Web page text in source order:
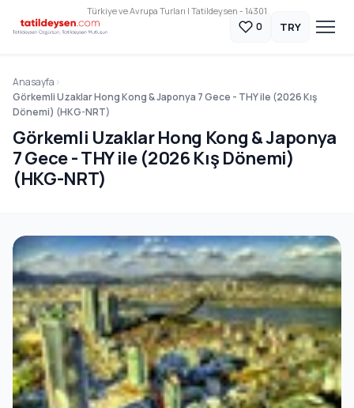
Türkiye ve Avrupa Turları | Tatildeysen - 14301
0 TRY
Anasayfa
Görkemli Uzaklar Hong Kong & Japonya 7 Gece - THY ile (2026 Kış
Dönemi) (HKG-NRT)
Görkemli Uzaklar Hong Kong & Japonya
7 Gece - THY ile (2026 Kış Dönemi)
(HKG-NRT)